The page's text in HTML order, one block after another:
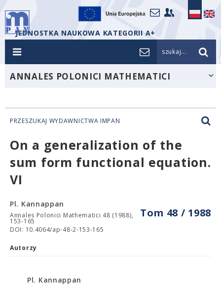
JEDNOSTKA NAUKOWA KATEGORII A+
szukaj...
ANNALES POLONICI MATHEMATICI
PRZESZUKAJ WYDAWNICTWA IMPAN
On a generalization of the
sum form functional equation.
VI
Tom 48 / 1988
Pl. Kannappan
Annales Polonici Mathematici 48 (1988),
153-165
DOI: 10.4064/ap-48-2-153-165
Autorzy
Pl. Kannappan